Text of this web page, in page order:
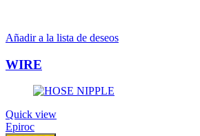
Añadir a la lista de deseos
WIRE
Quick view
Epiroc